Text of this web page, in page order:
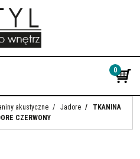
0
akustyczne / Jadore /
TKANINA
CZERWONY